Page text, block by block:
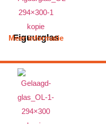
Figuurglas
Meer informatie